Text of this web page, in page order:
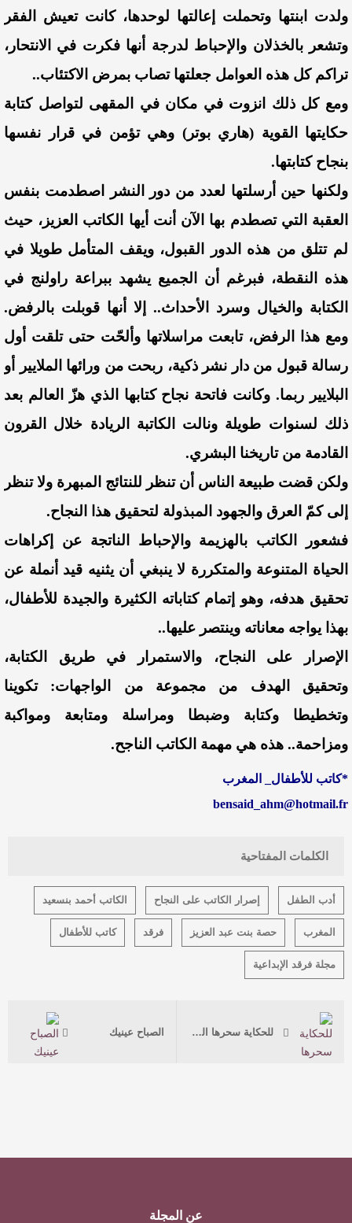
ولدت ابنتها وتحملت إعالتها لوحدها، كانت تعيش الفقر
وتشعر بالخذلان والإحباط لدرجة أنها فكرت في الانتحار،
تراكم كل هذه العوامل جعلتها تصاب بمرض الاكتئاب..
ومع كل ذلك انزوت في مكان في المقهى لتواصل كتابة
حكايتها القوية (هاري بوتر) وهي تؤمن في قرار نفسها
بنجاح كتابتها.
ولكنها حين أرسلتها لعدد من دور النشر اصطدمت بنفس
العقبة التي تصطدم بها الآن أنت أيها الكاتب العزيز، حيث
لم تتلق من هذه الدور القبول، ويقف المتأمل طويلا في
هذه النقطة، فبرغم أن الجميع يشهد ببراعة راولنج في
الكتابة والخيال وسرد الأحداث.. إلا أنها قوبلت بالرفض.
ومع هذا الرفض، تابعت مراسلاتها وألحّت حتى تلقت أول
رسالة قبول من دار نشر ذكية، ربحت من ورائها الملايير أو
البلايير ربما. وكانت فاتحة نجاح كتابها الذي هزّ العالم بعد
ذلك لسنوات طويلة ونالت الكاتبة الريادة خلال القرون
القادمة من تاريخنا البشري.
ولكن قضت طبيعة الناس أن تنظر للنتائج المبهرة ولا تنظر
إلى كمّ العرق والجهود المبذولة لتحقيق هذا النجاح.
فشعور الكاتب بالهزيمة والإحباط الناتجة عن إكراهات
الحياة المتنوعة والمتكررة لا ينبغي أن يثنيه قيد أنملة عن
تحقيق هدفه، وهو إتمام كتاباته الكثيرة والجيدة للأطفال،
بهذا يواجه معاناته وينتصر عليها..
الإصرار على النجاح، والاستمرار في طريق الكتابة،
وتحقيق الهدف من مجموعة من الواجهات: تكوينا
وتخطيطا وكتابة وضبطا ومراسلة ومتابعة ومواكبة
ومزاحمة.. هذه هي مهمة الكاتب الناجح.
*كاتب للأطفال_ المغرب
bensaid_ahm@hotmail.fr
الكلمات المفتاحية
أدب الطفل إصرار الكاتب على النجاح الكاتب أحمد بنسعيد
المغرب حصة بنت عبد العزيز فرقد كاتب للأطفال
مجلة فرقد الإبداعية
للحكاية سحرها الخاص على الأطفال الصباح عينيك
عن المجلة